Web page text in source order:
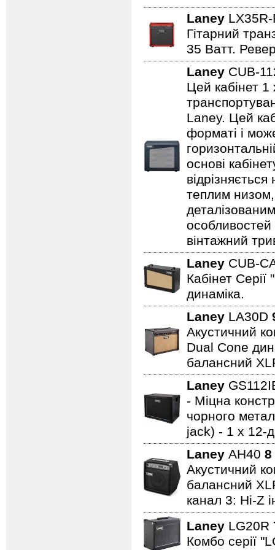
Laney
Гітарний
35 Ватт.
Laney CUB-
Цей кабінет 1
Laney. Цей
форматі і
основі
теплим
особливостей
вінтажний
Laney CUB-
Кабінет
динаміка.
Laney LA30D
Акустичний
Dual Cone
балансний
Laney
- Міцна
чорного
jack) - 1 x 12-
Laney AH40 8
Акустичний
балансний
канал 3: Hi-Z
Laney LG20R
Комбо серії